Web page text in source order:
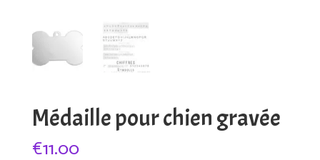
Médaille pour chien gravée
€11.00